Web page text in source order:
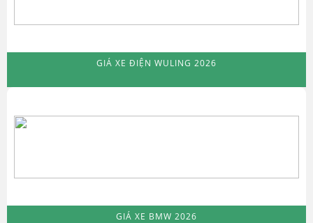
GIÁ XE ĐIỆN WULING 2026
GIÁ XE BMW 2026